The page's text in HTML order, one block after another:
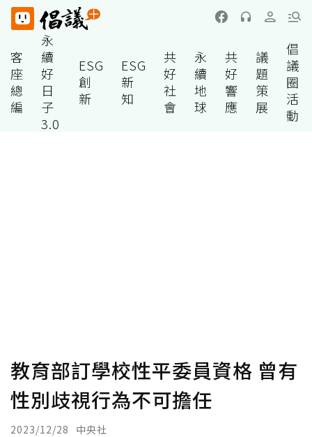
客
座
總
編
永
續
好
日
子
3.0
ESG
創
新
ESG
新
知
共
好
社
會
永
續
地
球
共
好
響
應
議
題
策
展
倡
議
圈
活
動
教育部訂學校性平委員資格 曾有
性別歧視行為不可擔任
2023/12/28 中央社